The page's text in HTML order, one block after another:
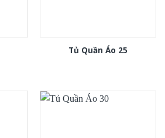
Tủ Quần Áo 25